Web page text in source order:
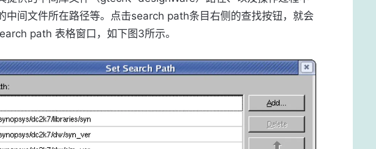
中间文件所在路径等。点击search path条目右侧的查找按钮，就会
path 表格窗口，如下图3所示。